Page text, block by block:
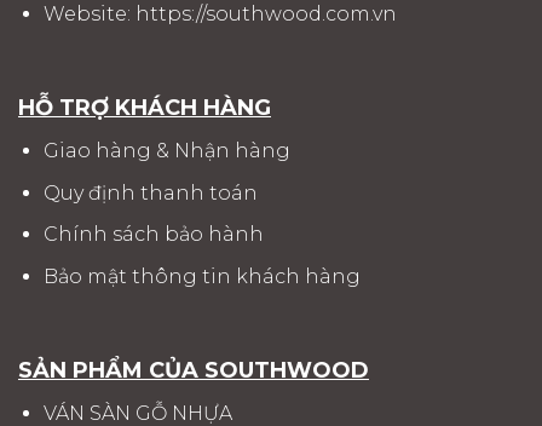
Website: https://southwood.com.vn
HỖ TRỢ KHÁCH HÀNG
Giao hàng & Nhận hàng
Quy định thanh toán
Chính sách bảo hành
Bảo mật thông tin khách hàng
SẢN PHẨM CỦA SOUTHWOOD
VÁN SÀN GỖ NHỰA